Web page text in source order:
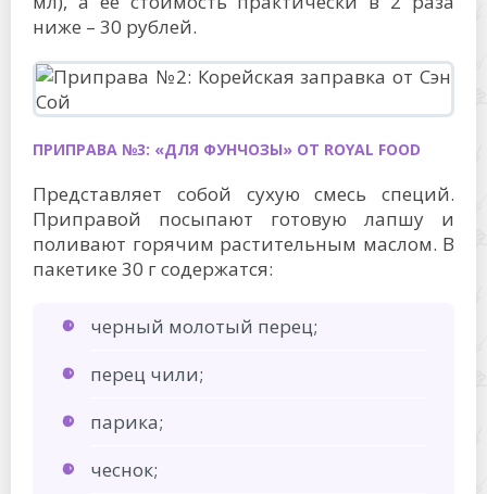
ниже – 30 рублей.
ПРИПРАВА №3: «ДЛЯ ФУНЧОЗЫ» ОТ ROYAL FOOD
Представляет собой сухую смесь специй.
Приправой посыпают готовую лапшу и
поливают горячим растительным маслом. В
пакетике 30 г содержатся:
черный молотый перец;
перец чили;
парика;
чеснок;